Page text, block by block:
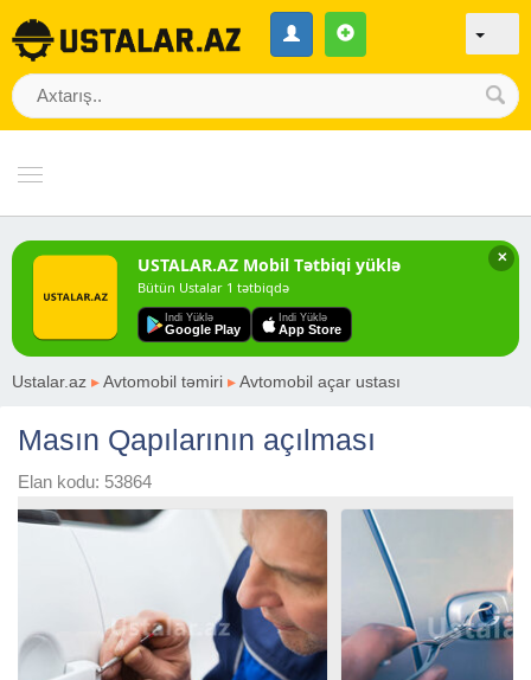
✕
USTALAR.AZ Mobil Tətbiqi yüklə
Bütün Ustalar 1 tətbiqdə
Indi Yüklə
Google Play
Indi Yüklə
App Store
Ustalar.az ▸Avtomobil təmiri ▸Avtomobil açar ustası
Masın Qapılarının açılması
Elan kodu: 53864